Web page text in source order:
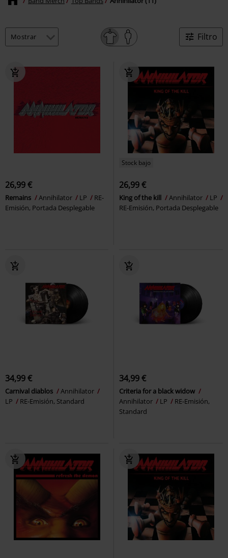
Filtro
26,99 €
Remains Annihilator LP
RE-
Emisión, Portada Desplegable
Stock bajo
26,99 €
King of the kill Annihilator
LP
RE-Emisión, Portada Desplegable
34,99 €
Carnival diablos
Annihilator
LP
RE-Emisión, Standard
34,99 €
Criteria for a black widow
Annihilator
LP
RE-Emisión,
Standard